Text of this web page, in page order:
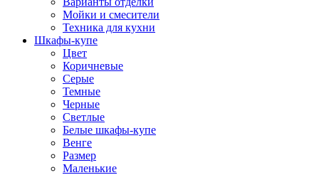
Мойки и смесители
Техника для кухни
Шкафы-купе
Цвет
Коричневые
Серые
Темные
Черные
Светлые
Белые шкафы-купе
Венге
Размер
Маленькие